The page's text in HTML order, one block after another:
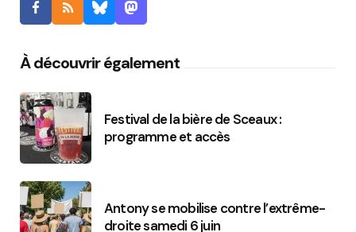
À découvrir également
Festival de la bière de Sceaux :
programme et accès
Antony se mobilise contre l’extrême-
droite samedi 6 juin